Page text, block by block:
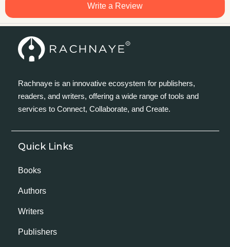
Write a Review
Rachnaye is an innovative ecosystem for publishers,
readers, and writers, offering a wide range of tools and
services to Connect, Collaborate, and Create.
Quick Links
Books
Authors
Writers
Publishers